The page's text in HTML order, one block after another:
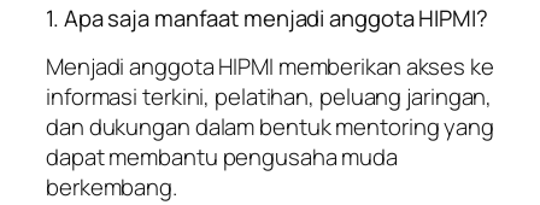
1. Apa saja manfaat menjadi anggota HIPMI?
Menjadi anggota HIPMI memberikan akses ke
informasi terkini, pelatihan, peluang jaringan,
dan dukungan dalam bentuk mentoring yang
dapat membantu pengusaha muda
berkembang.